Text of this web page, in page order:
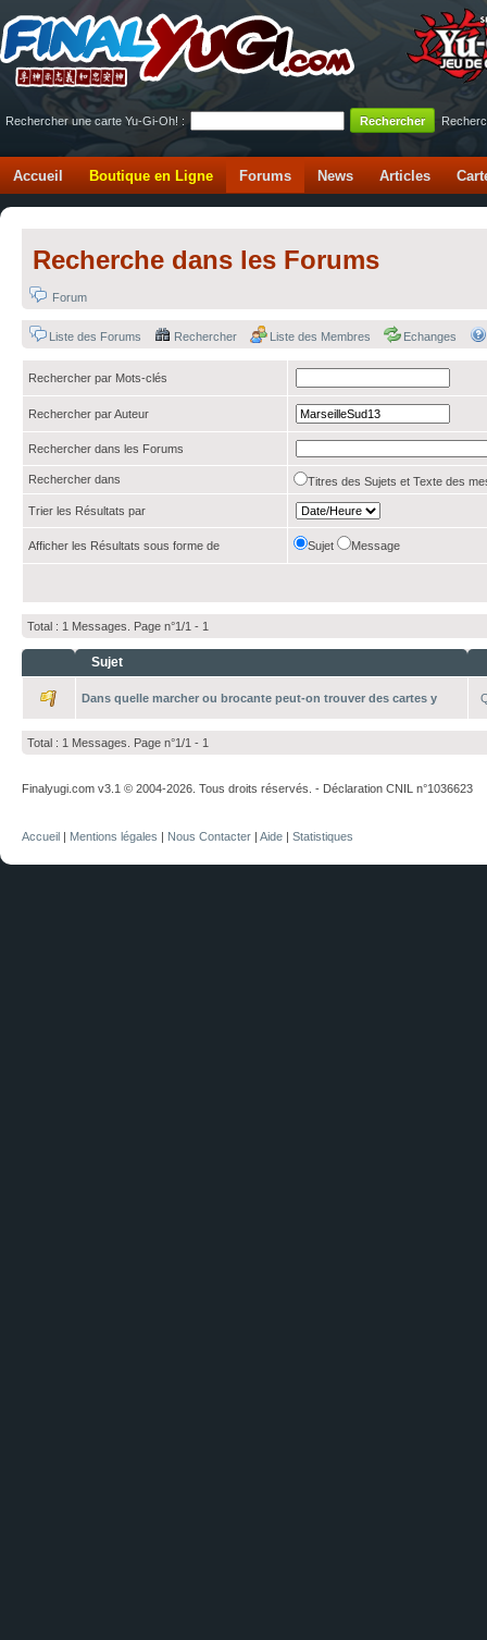
Rechercher une carte Yu-Gi-Oh! :
Accueil Boutique en Ligne Forums News Articles
Recherche dans les Forums
Forum
Liste des Forums Rechercher Liste des Membres Echanges
Rechercher par Mots-clés
Rechercher par Auteur
Rechercher dans les Forums
Rechercher dans Titres des Sujets et Texte des
Trier les Résultats par
Afficher les Résultats sous forme de Sujet Message
Total : 1 Messages. Page n°1/1 - 1
Sujet
Dans quelle marcher ou brocante peut-on trouver des cartes y
Total : 1 Messages. Page n°1/1 - 1
Finalyugi.com v3.1 © 2004-2026. Tous droits réservés. - Déclaration CNIL n°1036623
Accueil | Mentions légales | Nous Contacter | Aide | Statistiques